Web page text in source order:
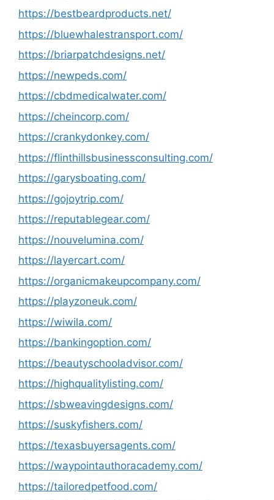
https://bestbeardproducts.net/
https://bluewhalestransport.com/
https://briarpatchdesigns.net/
https://newpeds.com/
https://cbdmedicalwater.com/
https://cheincorp.com/
https://crankydonkey.com/
https://flinthillsbusinessconsulting.com/
https://garysboating.com/
https://gojoytrip.com/
https://reputablegear.com/
https://nouvelumina.com/
https://layercart.com/
https://organicmakeupcompany.com/
https://playzoneuk.com/
https://wiwila.com/
https://bankingoption.com/
https://beautyschooladvisor.com/
https://highqualitylisting.com/
https://sbweavingdesigns.com/
https://suskyfishers.com/
https://texasbuyersagents.com/
https://waypointauthoracademy.com/
https://tailoredpetfood.com/